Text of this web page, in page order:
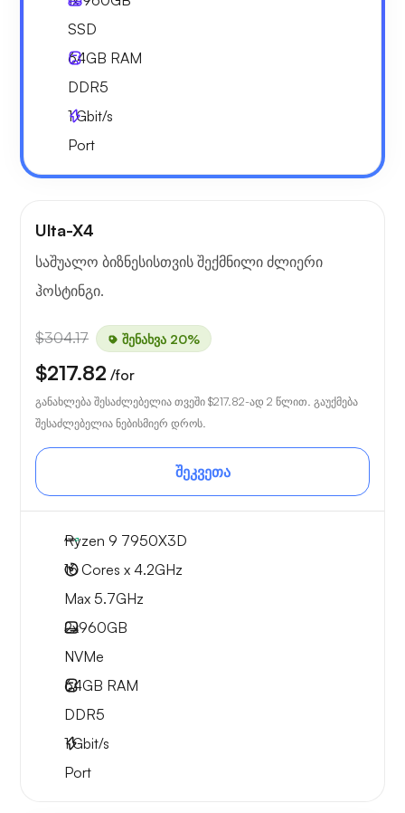
SSD
64GB RAM
DDR5
1Gbit/s
Port
Ulta-X4
საშუალო ბიზნესისთვის შექმნილი ძლიერი
ჰოსტინგი.
$304.17 შენახვა 20%
$217.82 /for
განახლება შესაძლებელია თვეში $217.82-ად 2 წლით. გაუქმება
შესაძლებელია ნებისმიერ დროს.
შეკვეთა
Ryzen 9 7950X3D
16 Cores x 4.2GHz
Max 5.7GHz
2x960GB
NVMe
64GB RAM
DDR5
1Gbit/s
Port